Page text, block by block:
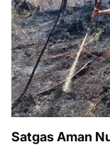
Satgas Aman